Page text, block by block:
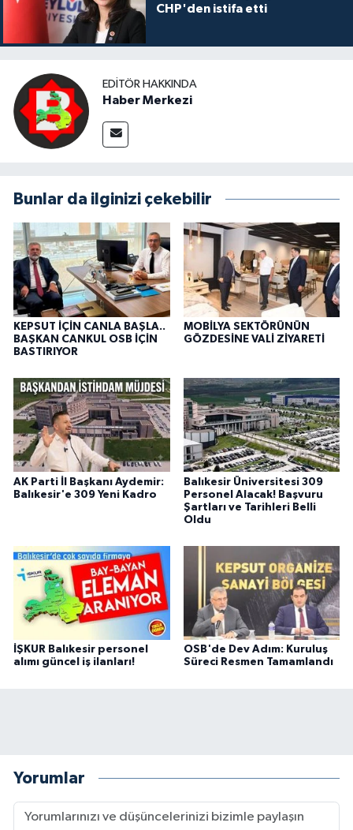
CHP'den istifa etti
EDITÖR HAKKINDA
Haber Merkezi
Bunlar da ilginizi çekebilir
KEPSUT İÇİN CANLA BAŞLA..
BAŞKAN CANKUL OSB İÇİN
BASTIRIYOR
MOBİLYA SEKTÖRÜNÜN
GÖZDESİNE VALİ ZİYARETİ
AK Parti İl Başkanı Aydemir:
Balıkesir'e 309 Yeni Kadro
Balıkesir Üniversitesi 309
Personel Alacak! Başvuru
Şartları ve Tarihleri Belli
Oldu
İŞKUR Balıkesir personel
alımı güncel iş ilanları!
OSB'de Dev Adım: Kuruluş
Süreci Resmen Tamamlandı
Yorumlar